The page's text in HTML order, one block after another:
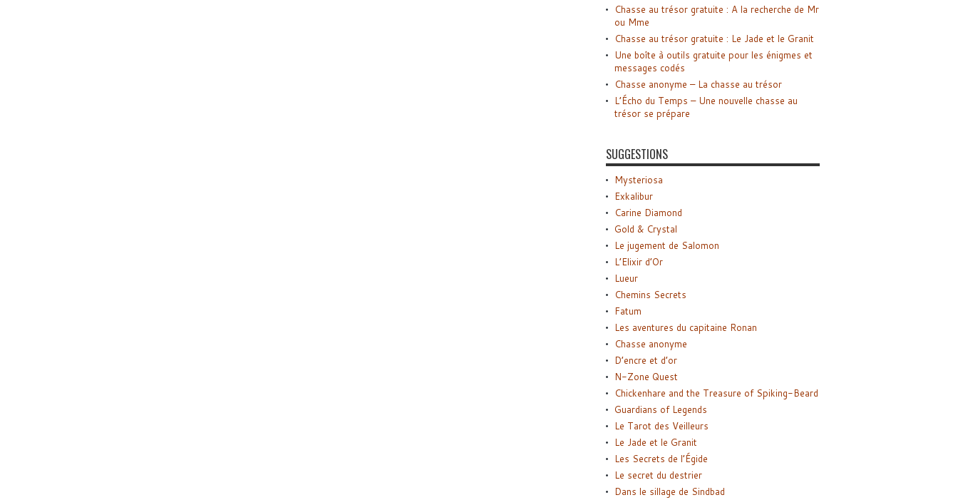
Chasse au trésor gratuite : A la recherche de Mr
ou Mme
Chasse au trésor gratuite : Le Jade et le Granit
Une boîte à outils gratuite pour les énigmes et
messages codés
Chasse anonyme – La chasse au trésor
L’Écho du Temps – Une nouvelle chasse au
trésor se prépare
SUGGESTIONS
Mysteriosa
Exkalibur
Carine Diamond
Gold & Crystal
Le jugement de Salomon
L’Elixir d’Or
Lueur
Chemins Secrets
Fatum
Les aventures du capitaine Ronan
Chasse anonyme
D’encre et d’or
N-Zone Quest
Chickenhare and the Treasure of Spiking-Beard
Guardians of Legends
Le Tarot des Veilleurs
Le Jade et le Granit
Les Secrets de l’Égide
Le secret du destrier
Dans le sillage de Sindbad